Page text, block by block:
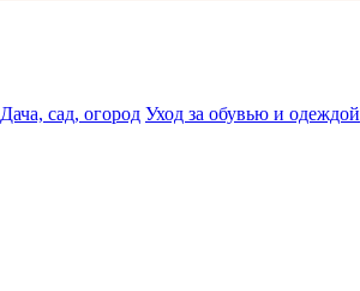
Дача, сад, огород Уход за обувью и одеждой